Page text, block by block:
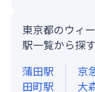
東京都のウィ
駅一覧から探す
蒲田駅 京
田町駅 大